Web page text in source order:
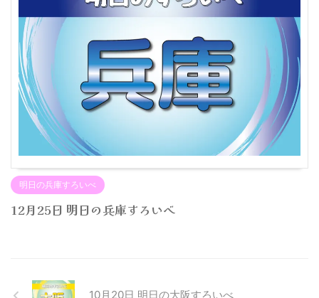
明日の兵庫すろいべ
12月25日 明日の兵庫すろいべ
10月20日 明日の大阪すろいべ